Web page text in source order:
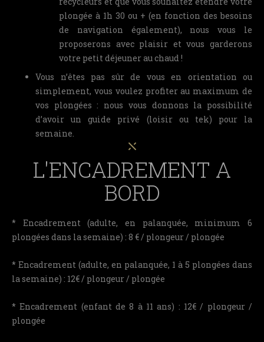
plongée à 1h 30 ou + (en fonction des besoins
de navigation également), nous vous le
proposerons avec plaisir et vous garderons
votre petit déjeuner au chaud !
Vous n’êtes pas sûr de vous en orientation ou
simplement, vous voulez profiter au maximum de
vos plongées : nous vous donnons la possibilité
d’avoir un guide privé (loisir ou tek) pour la
semaine.
L'ENCADREMENT A
BORD
* Encadrement (adulte, en palanquée, minimum 6
plongées dans la semaine) : 8 € / plongeur / plongée
* Encadrement (adulte, en palanquée, 1 à 5 plongées dans
la semaine) : 12€ / plongeur / plongée
* Encadrement (enfant de 8 à 11 ans) : 12€ / plongeur /
plongée